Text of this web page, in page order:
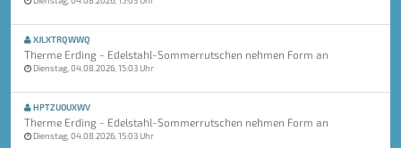
XJLXTRQWWQ
Therme Erding - Edelstahl-Sommerrutschen nehmen Form an
Dienstag, 04.08.2026, 15:03 Uhr
HPTZUOUXWV
Therme Erding - Edelstahl-Sommerrutschen nehmen Form an
Dienstag, 04.08.2026, 15:03 Uhr